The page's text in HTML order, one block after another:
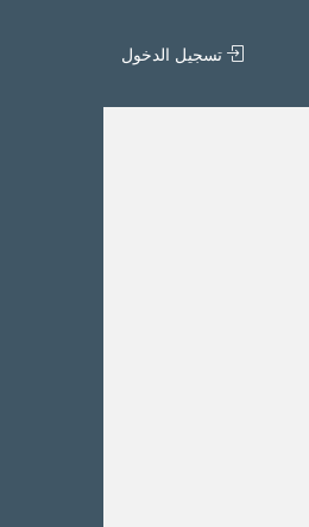
تسجيل الدخول